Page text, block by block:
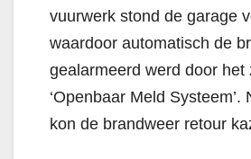
vuurwerk stond de garage
waardoor automatisch de
gealarmeerd werd door het
‘Openbaar Meld Systeem’.
kon de brandweer retour